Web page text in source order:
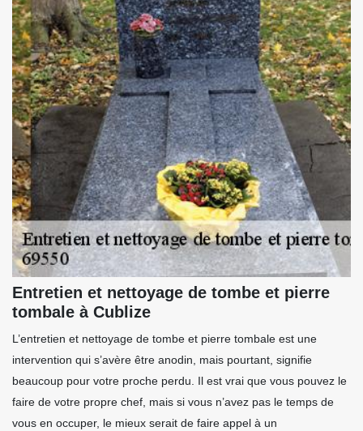
Entretien et nettoyage de tombe et pierre
tombale à Cublize
L’entretien et nettoyage de tombe et pierre tombale est une
intervention qui s’avère être anodin, mais pourtant, signifie
beaucoup pour votre proche perdu. Il est vrai que vous pouvez le
faire de votre propre chef, mais si vous n’avez pas le temps de
vous en occuper, le mieux serait de faire appel à un